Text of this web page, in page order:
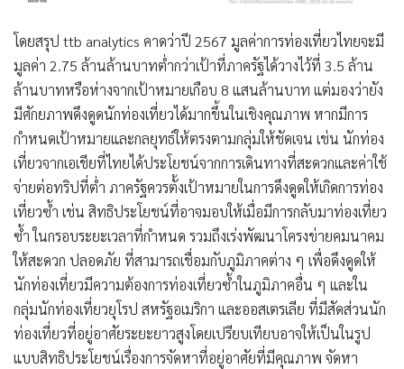
โดยสรุป ttb analytics คาดว่าปี 2567 มูลค่าการท่องเที่ยวไทยจะมี
มูลค่า 2.75 ล้านล้านบาทต่ำกว่าเป้าที่ภาครัฐได้วางไว้ที่ 3.5 ล้าน
ล้านบาทหรือห่างจากเป้าหมายเกือบ 8 แสนล้านบาท แต่มองว่ายัง
มีศักยภาพดึงดูดนักท่องเที่ยวได้มากขึ้นในเชิงคุณภาพ หากมีการ
กำหนดเป้าหมายและกลยุทธ์ให้ตรงตามกลุ่มให้ชัดเจน เช่น นักท่อง
เที่ยวจากเอเชียที่ไทยได้ประโยชน์จากการเดินทางที่สะดวกและค่าใช้
จ่ายต่อทริปที่ต่ำ ภาครัฐควรตั้งเป้าหมายในการดึงดูดให้เกิดการท่อง
เที่ยวซ้ำ เช่น สิทธิประโยชน์ที่อาจมอบให้เมื่อมีการกลับมาท่องเที่ยว
ซ้ำ ในกรอบระยะเวลาที่กำหนด รวมถึงเร่งพัฒนาโครงข่ายคมนาคม
ให้สะดวก ปลอดภัย ที่สามารถเชื่อมกับภูมิภาคต่าง ๆ เพื่อดึงดูดให้
นักท่องเที่ยวมีความต้องการท่องเที่ยวซ้ำในภูมิภาคอื่น ๆ และใน
กลุ่มนักท่องเที่ยวยุโรป สหรัฐอเมริกา และออสเตรเลีย ที่มีสัดส่วนนัก
ท่องเที่ยวที่อยู่อาศัยระยะยาวสูงโดยเปรียบเทียบอาจให้เป็นในรูป
แบบสิทธิประโยชน์เรื่องการจัดหาที่อยู่อาศัยที่มีคุณภาพ จัดหา